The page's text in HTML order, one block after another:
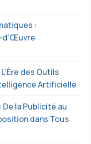
:
d’Œuvre
des Outils
Artificielle
la Publicité au
dans Tous